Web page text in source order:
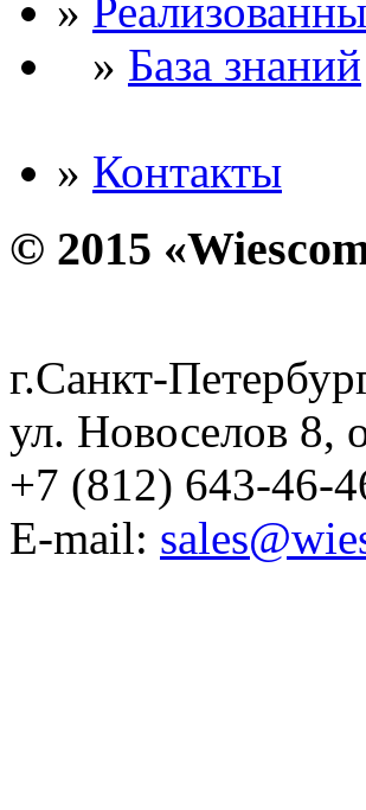
»
» База знаний
» Контакты
© 2015
г.Санкт-
ул. Новоселов 8,
+7 (812) 643-46-
E-mail: